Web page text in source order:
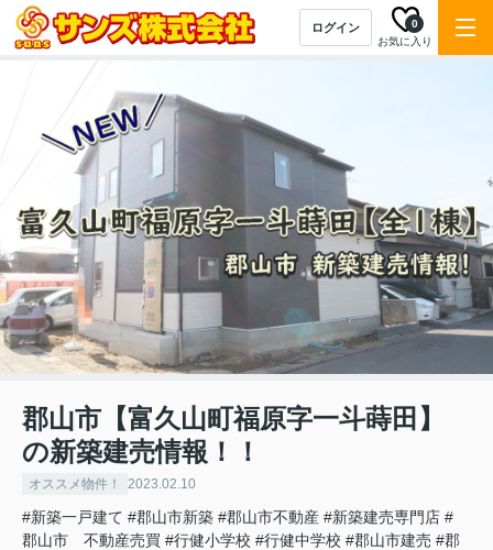
ログイン
お気に入り
0
郡山市【富久山町福原字一斗蒔田】
の新築建売情報！！
オススメ物件！ 2023.02.10
#新築一戸建て #郡山市新築 #郡山市不動産 #新築建売専門店 #
郡山市 不動産売買 #行健小学校 #行健中学校 #郡山市建売 #郡